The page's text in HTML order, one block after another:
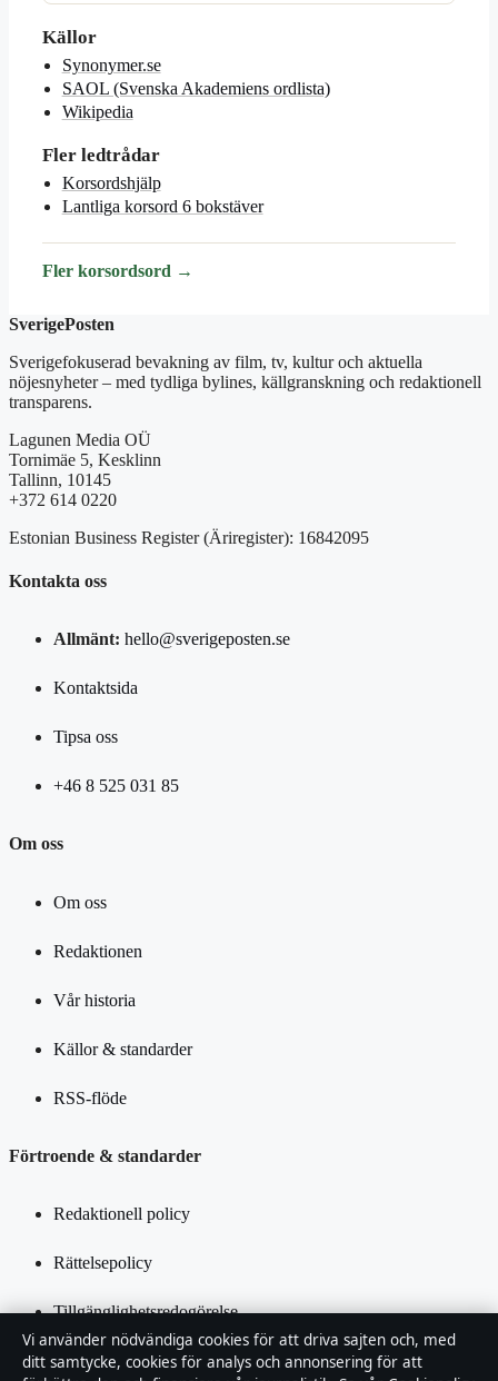
Källor
Synonymer.se
SAOL (Svenska Akademiens ordlista)
Wikipedia
Fler ledtrådar
Korsordshjälp
Lantliga korsord 6 bokstäver
Fler korsordsord →
SverigePosten
Sverigefokuserad bevakning av film, tv, kultur och aktuella
nöjesnyheter – med tydliga bylines, källgranskning och redaktionell
transparens.
Lagunen Media OÜ
Tornimäe 5, Kesklinn
Tallinn, 10145
+372 614 0220
Estonian Business Register (Äriregister): 16842095
Kontakta oss
Allmänt: hello@sverigeposten.se
Kontaktsida
Tipsa oss
+46 8 525 031 85
Om oss
Om oss
Redaktionen
Vår historia
Källor & standarder
RSS-flöde
Förtroende & standarder
Redaktionell policy
Rättelsepolicy
Tillgänglighetsredogörelse
Integritetspolicy
Vi använder nödvändiga cookies för att driva sajten och, med
ditt samtycke, cookies för analys och annonsering för att